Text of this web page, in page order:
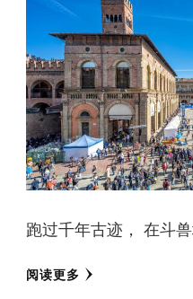
跑过千年古迹， 在斗
阅读更多